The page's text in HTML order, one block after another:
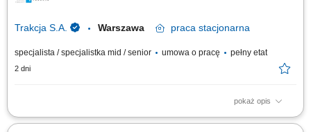
kosztowych i przychodowych. Odpowiedzialność za prawidłowy obieg
Trakcja S.A. Warszawa praca stacjonarna
specjalista / specjalistka mid / senior umowa o pracę pełny etat
2 dni
pokaż opis
Opis stanowiska Kontrola prawidłowości rozliczeń kosztów; Analiza